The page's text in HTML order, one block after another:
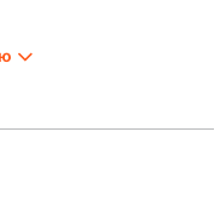
который достаточно